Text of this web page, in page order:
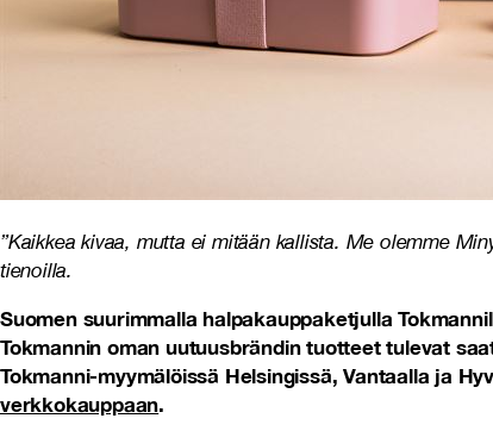
”Kaikkea kivaa, mutta ei mitään kallista. Me olemme
tienoilla.
Suomen suurimmalla halpakauppaketjulla
Tokmannin oman uutuusbrändin tuotteet tulevat
Tokmanni-myymälöissä Helsingissä, Vantaalla ja
verkkokauppaan.